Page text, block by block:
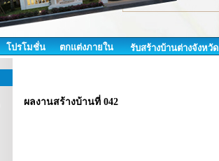
โปรโมชั่น ตกแต่งภายใน รับสร้างบ้านต่างจังหวัด
ผลงานสร้างบ้านที่ 042